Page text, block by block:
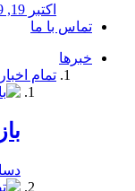
اکتبر 19, 2019
تماس با ما
خبرها
تمام اخبار
دسامبر